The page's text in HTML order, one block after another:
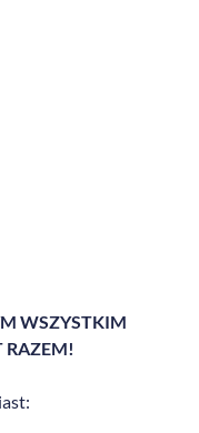
WSZYSTKIM
RAZEM!